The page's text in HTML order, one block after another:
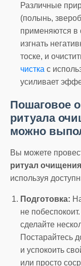
Различные
(полынь,
применяются в
изгнать
тоске, и
чистка с
усиливает
Пошаговое
ритуала
можно
Вы можете
ритуал
используя
Подготовка:
не
сделайте
Постарайтесь
и успокоить
или просто